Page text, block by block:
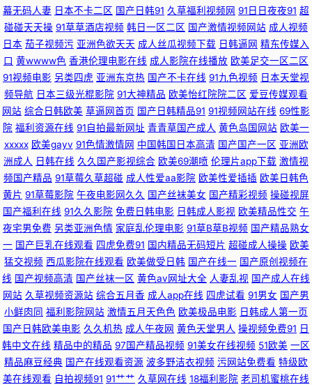
91字慕网 白虎91 国内性爱肏屄视频 九九肏肏 密桃网站 欧美91综合色图影院
婷婷五月九一在线 先锋影音久久 亚洲精品无码一区二区 亚洲无码激情文学
91麻豆国产 91泰国大片 99国内精品 www綜合av 国产黑料福利社 91黄色网
入口 婷婷福利社 avvt亚洲一区 人妖欧美第一射 影音先锋av最新资源 91免费
超碰 大香蕉在线54 福利Av在线播放 黑丝影院91 男人天堂TV 日韩免费成人
网 91自摸 日日操男人天堂 国产乱轮电影 91久久国产福利导航 91色情直播
日本福利福利福利视频 精品图区 91深夜网站色 日韩鲁丝无码 AV偷拍天堂 偷
拍伊人大香蕉 黑丝美女白虎 91海角 欧美成人日韩 97资源国产共享 日韩福利
一区 操BK爱爱 五月天99久久 超碰毛爽操 污黄10 成人看片51 亚洲狼友 久草
在线视频福利 91色色资源 日韩高清无码社区 av资源天堂 91苍苍影院 欧美吧
第一页 92国产在线视频 婷婷丁香人妻 精品二区 爱豆传媒麻豆村映画 91免费
幕无码人妻 日本不卡二区 国产日韩91 久草福利视频网 91日日夜夜91 超
碰碰天天操 91草草酒店视频 韩日一区二区 国产激情视频网站 成人视频
日本 茄子视频污 亚洲色欲天天 成人丝瓜视频下载 日韩逼网 精东传媒入
口 黄wwww色 香港伦理电影在线 成人影院在线播放 欧美足交一区二区
91视频电影 另类四虎 亚洲东京热 国产不卡在线 91九色视频 日本天堂视
频导航 日本三级光棍影院 91大神精品 欧美怡红院院二区 爱豆传媒观看
网站 综合日韩欧美 草逼网首页 国产日韩精品91 91视频网站在线 69性影
院 福利资源在线 91自拍最新网址 青青草国产成人 黄色岛国网站 欧美一
xxxxx 欧美gayv 91色情激情网 中国韩国日本高清 国产国产一区 亚洲欧
洲成人 日韩在线 久久国产影视综合 欧美69潮喷 伦理片app下载 激情视
频国产精品 91草莓久草超碰 成人性爱aa影院 欧美性爱插插 欧美日韩色
黄片 91草莓影院 午夜电影网久久 国产丝袜美女 国产精彩视频 操碰视屏
国产福利在线 91久久影院 免费日韩电影 日韩成人影视 欧美精品性交 午
夜宅男免费 另类亚洲色情 家庭乱伦理电影 91草B草B视频 国产精品熟女
一 国产巨乳在线观看 四虎免费91 国内精品无码短片 超碰成人操操 欧美
猛交视频 西瓜影院在线观看 欧美做受日韩 国产在线一 国产原创视频在
线 国产视频高清 国产丝袜一区 黄色av网址大全 人妻乱视 国产成人在线
网站 久草视频资源站 综合五月香 成人app在线 四虎试看 91男女 国产男
小鲜肉同 福利影院网站 激情五月天色色 欧美极品电影 日韩成人第一页
国产日韩欧美电影 久久机热 成人午夜网 黄色天堂男人 操视频免费91 日
韩中文在线 精品中的精品 97国产精品视频 91美女在线视频 51欧美 一区
精品麻豆经典 国产在线观看资源 波多野洁衣视频 污网站免费看 特级欧
美在线观看 自拍视频91 91艹艹 久草网在线 18福利影院 老司机蜜桃在线